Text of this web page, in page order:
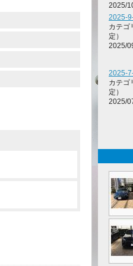
2025/
2025-
カテゴ
定）
2025/
2025-
カテゴ
定）
2025/